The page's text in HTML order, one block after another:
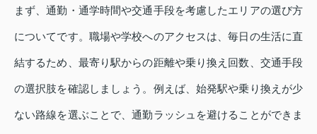
まず、通勤・通学時間や交通手段を考慮したエリアの選び方
についてです。職場や学校へのアクセスは、毎日の生活に直
結するため、最寄り駅からの距離や乗り換え回数、交通手段
の選択肢を確認しましょう。例えば、始発駅や乗り換えが少
ない路線を選ぶことで、通勤ラッシュを避けることができま